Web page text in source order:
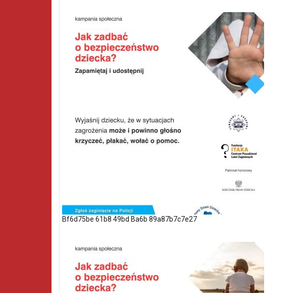
Bf6d75be 61b8 49bd Ba6b 89a87b7c7e27